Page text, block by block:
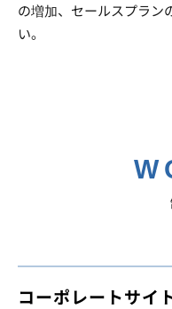
の増加、セールスプラン
い。
コーポレートサイ